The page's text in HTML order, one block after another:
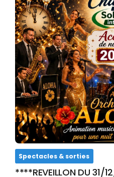
Spectacles & sorties
****REVEILLON DU 31/